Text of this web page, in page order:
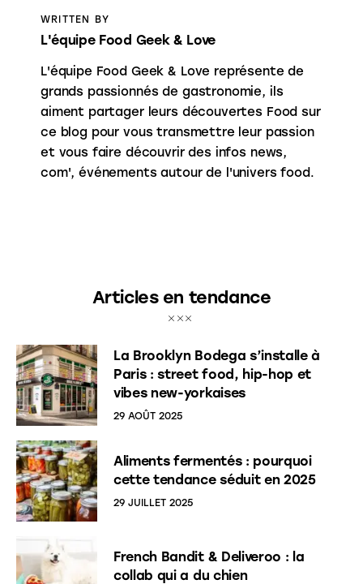
WRITTEN BY
L'équipe Food Geek & Love
L'équipe Food Geek & Love représente de
grands passionnés de gastronomie, ils
aiment partager leurs découvertes Food sur
ce blog pour vous transmettre leur passion
et vous faire découvrir des infos news,
com', événements autour de l'univers food.
Articles en tendance
La Brooklyn Bodega s’installe à
Paris : street food, hip-hop et
vibes new-yorkaises
29 AOÛT 2025
Aliments fermentés : pourquoi
cette tendance séduit en 2025
29 JUILLET 2025
French Bandit & Deliveroo : la
collab qui a du chien